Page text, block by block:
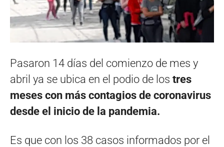
Pasaron 14 días del comienzo de mes y
abril ya se ubica en el podio de los tres
meses con más contagios de coronavirus
desde el inicio de la pandemia.
Es que con los 38 casos informados por el